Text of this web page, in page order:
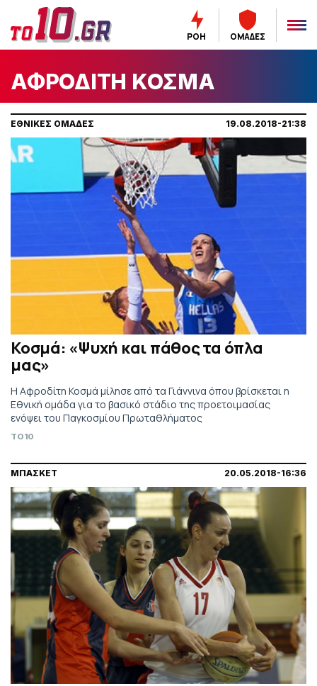
ΡΟΗ ΟΜΑΔΕΣ
ΑΦΡΟΔΙΤΗ ΚΟΣΜΑ
ΕΘΝΙΚΕΣ ΟΜΑΔΕΣ 19.08.2018-21:38
Κοσμά: «Ψυχή και πάθος τα όπλα
μας»
Η Αφροδίτη Κοσμά μίλησε από τα Γιάννινα όπου βρίσκεται η
Εθνική ομάδα για το βασικό στάδιο της προετοιμασίας
ενόψει του Παγκοσμίου Πρωταθλήματος
TO10
ΜΠΑΣΚΕΤ 20.05.2018-16:36